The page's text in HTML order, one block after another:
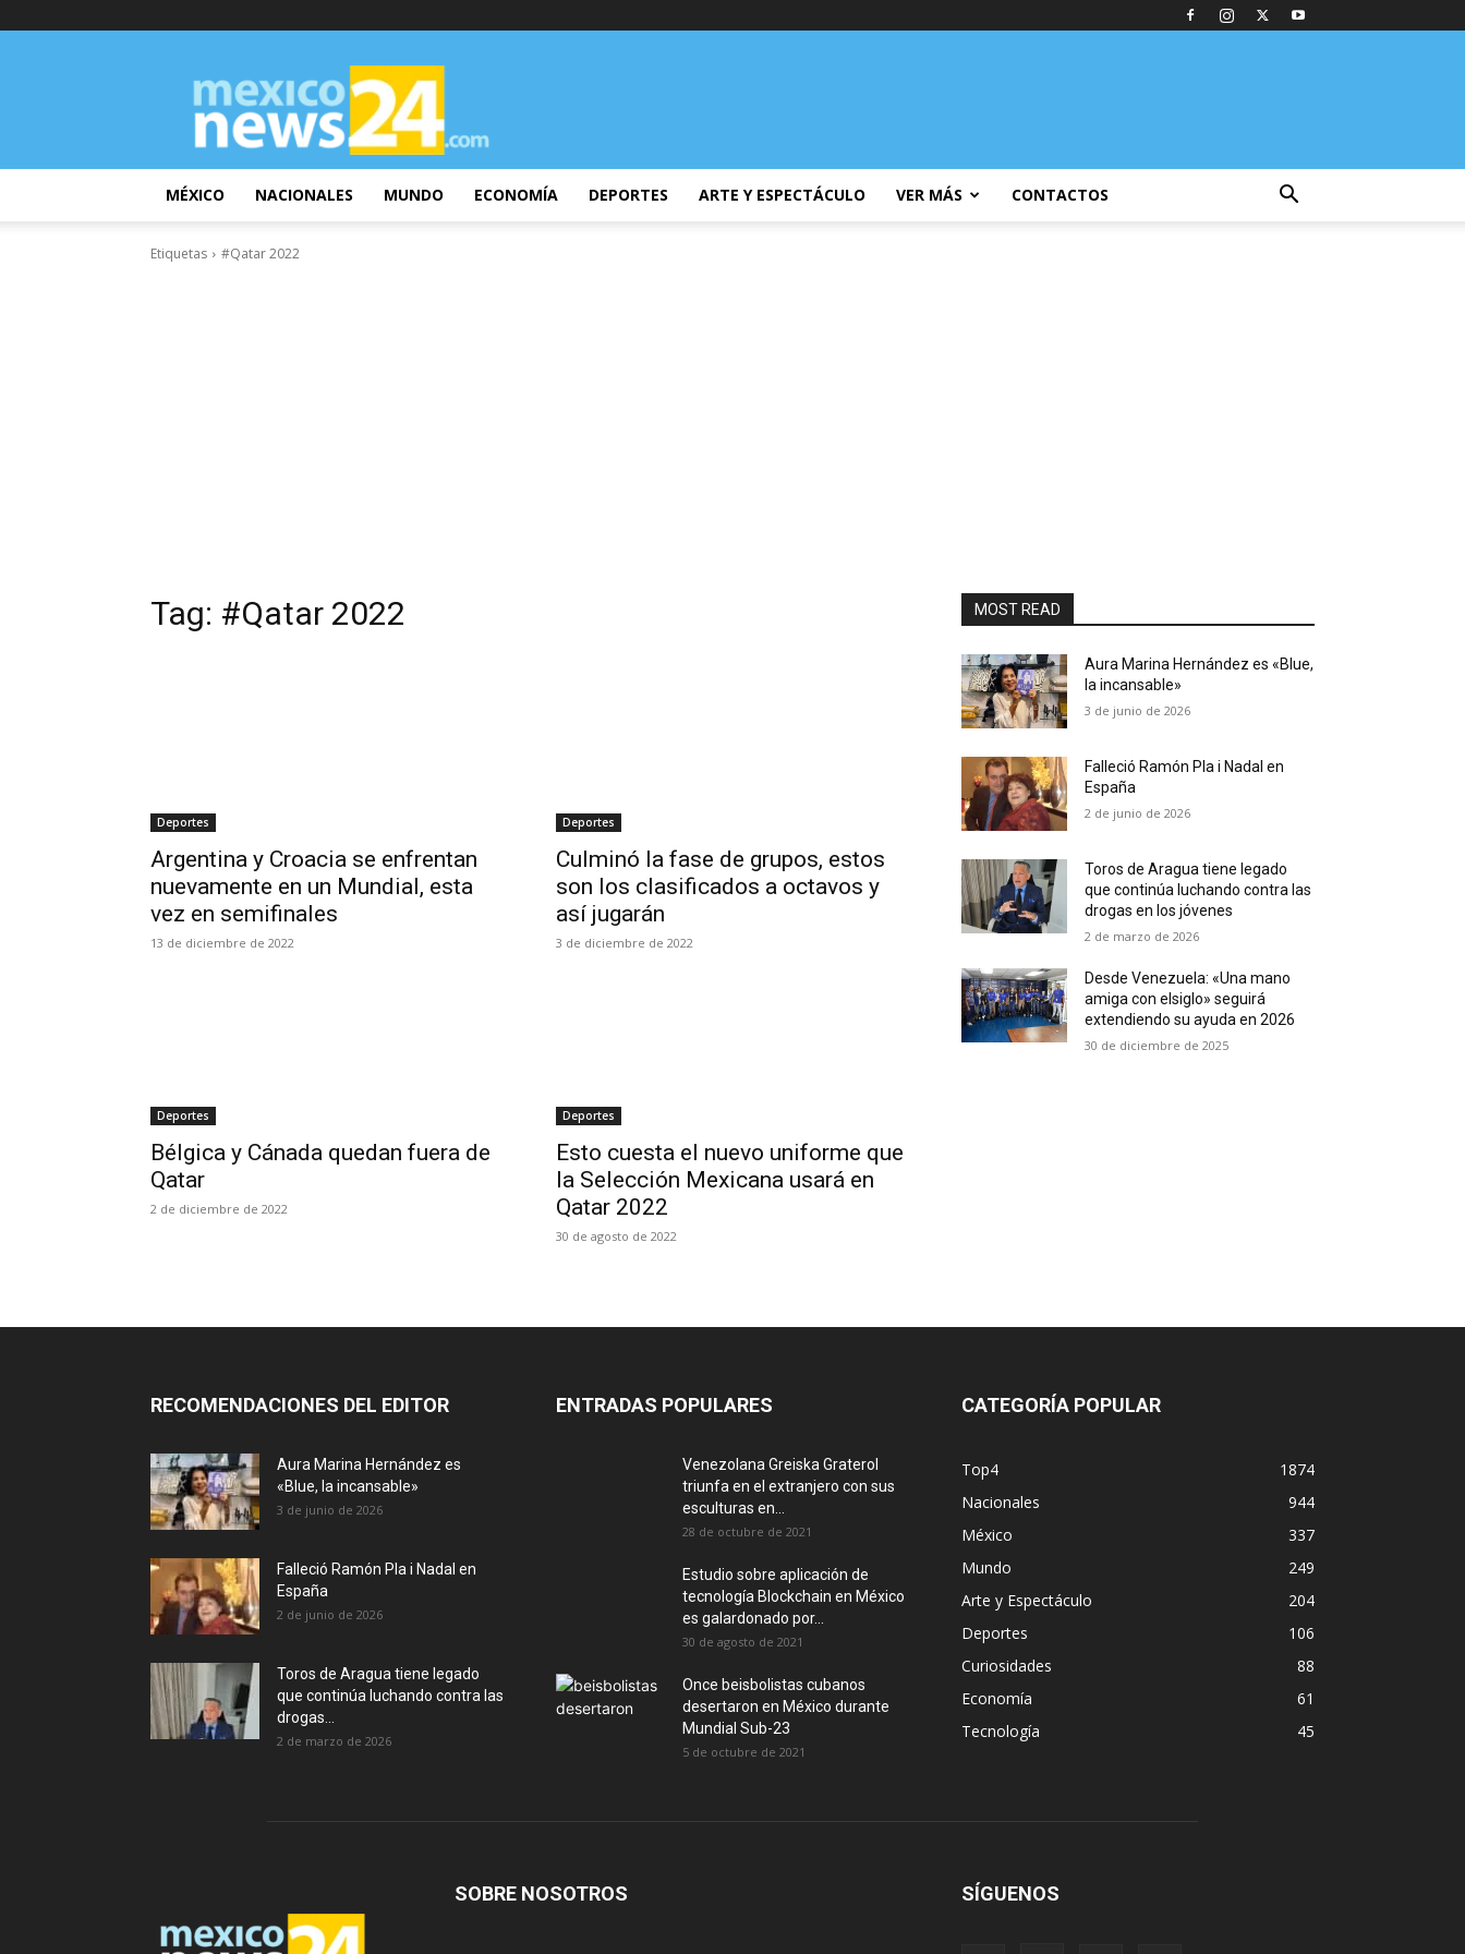
MexicoNews24
MÉXICO NACIONALES MUNDO ECONOMÍA DEPORTES ARTE Y ESPECTÁCULO VER MÁS CONTACTOS
Etiquetas #Qatar 2022
Tag: #Qatar 2022
Deportes
Argentina y Croacia se enfrentan
nuevamente en un Mundial, esta
vez en semifinales
13 de diciembre de 2022
Deportes
Culminó la fase de grupos, estos
son los clasificados a octavos y
así jugarán
3 de diciembre de 2022
Deportes
Bélgica y Cánada quedan fuera de
Qatar
2 de diciembre de 2022
Deportes
Esto cuesta el nuevo uniforme que
la Selección Mexicana usará en
Qatar 2022
30 de agosto de 2022
MOST READ
Aura Marina Hernández es «Blue,
la incansable»
3 de junio de 2026
Falleció Ramón Pla i Nadal en
España
2 de junio de 2026
Toros de Aragua tiene legado
que continúa luchando contra las
drogas en los jóvenes
2 de marzo de 2026
Desde Venezuela: «Una mano
amiga con elsiglo» seguirá
extendiendo su ayuda en 2026
30 de diciembre de 2025
RECOMENDACIONES DEL EDITOR
Aura Marina Hernández es
«Blue, la incansable»
3 de junio de 2026
Falleció Ramón Pla i Nadal en
España
2 de junio de 2026
Toros de Aragua tiene legado
que continúa luchando contra las
drogas...
2 de marzo de 2026
ENTRADAS POPULARES
Venezolana Greiska Graterol
triunfa en el extranjero con sus
esculturas en...
28 de octubre de 2021
Estudio sobre aplicación de
tecnología Blockchain en México
es galardonado por...
30 de agosto de 2021
Once beisbolistas cubanos
desertaron en México durante
Mundial Sub-23
5 de octubre de 2021
CATEGORÍA POPULAR
Top4
1874
Nacionales
944
México
337
Mundo
249
Arte y Espectáculo
204
Deportes
106
Curiosidades
88
Economía
61
Tecnología
45
SOBRE NOSOTROS SÍGUENOS